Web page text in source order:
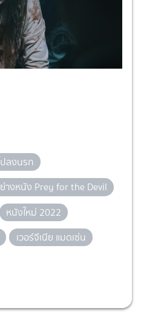
ลงนรก
างหนัง Prey for the Devil
หนังใหม่ 2022
เวอร์จีเนีย แมดเซ่น